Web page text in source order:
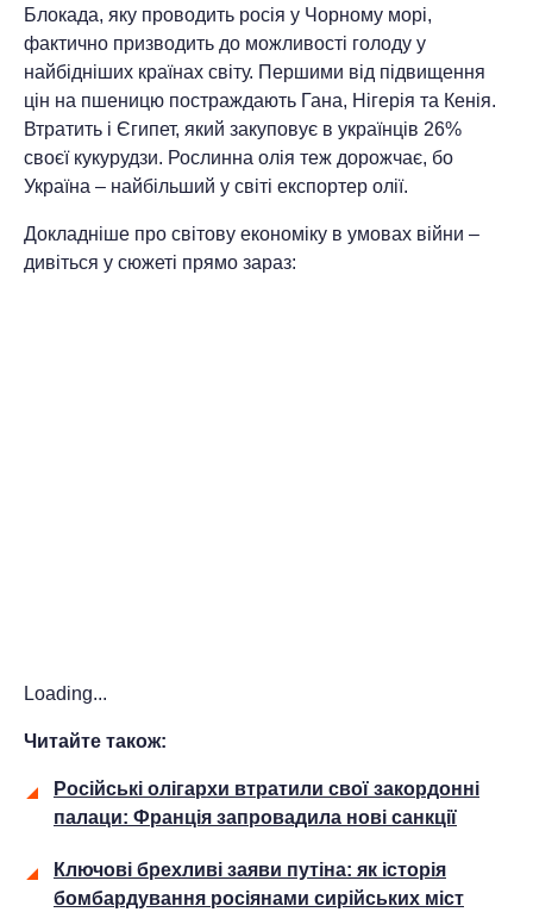
Блокада, яку проводить росія у Чорному морі,
фактично призводить до можливості голоду у
найбідніших країнах світу. Першими від підвищення
цін на пшеницю постраждають Гана, Нігерія та Кенія.
Втратить і Єгипет, який закуповує в українців 26%
своєї кукурудзи. Рослинна олія теж дорожчає, бо
Україна – найбільший у світі експортер олії.
Докладніше про світову економіку в умовах війни –
дивіться у сюжеті прямо зараз:
Loading...
Читайте також:
Російські олігархи втратили свої закордонні
палаци: Франція запровадила нові санкції
Ключові брехливі заяви путіна: як історія
бомбардування росіянами сирійських міст